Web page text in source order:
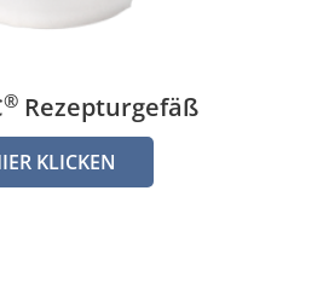
®Rezepturgefäß
KLICKEN